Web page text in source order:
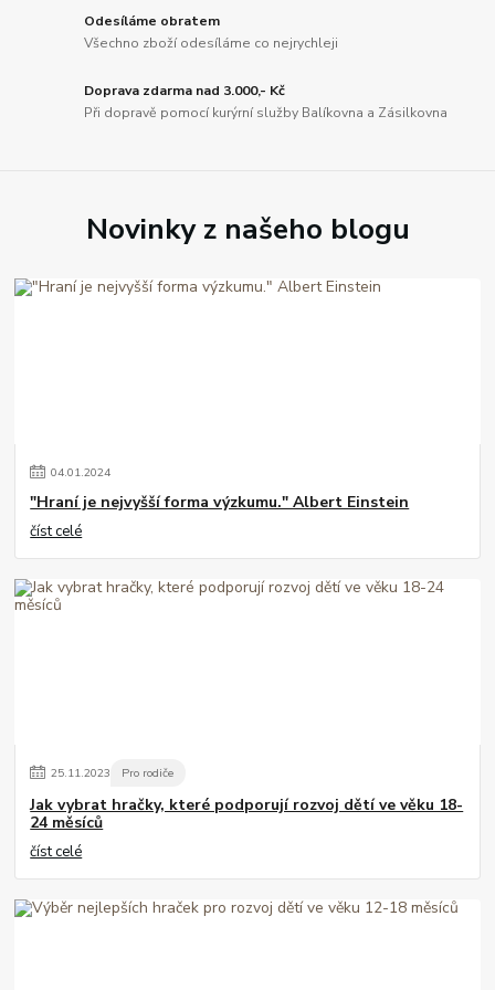
Odesíláme obratem
Všechno zboží odesíláme co nejrychleji
Doprava zdarma nad 3.000,- Kč
Při dopravě pomocí kurýrní služby Balíkovna a Zásilkovna
Novinky z našeho blogu
04.01.2024
"Hraní je nejvyšší forma výzkumu." Albert Einstein
číst celé
25.11.2023 Pro rodiče
Jak vybrat hračky, které podporují rozvoj dětí ve věku 18-
24 měsíců
číst celé